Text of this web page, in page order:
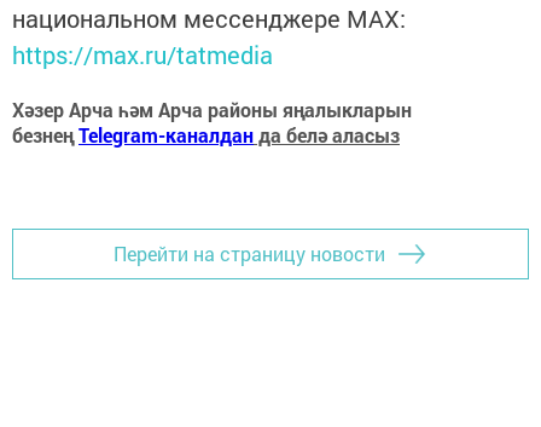
национальном мессенджере MАХ:
https://max.ru/tatmedia
Хәзер Арча һәм Арча районы яңалыкларын
безнеңTelegram-каналданда белә аласыз
Перейти на страницу новости